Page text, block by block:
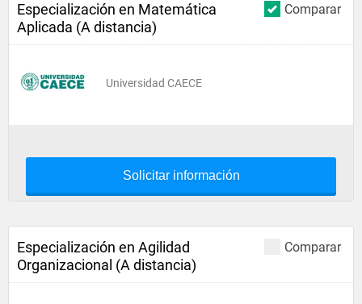
Comparar
Especialización en Matemática
Aplicada (A distancia)
Universidad CAECE
Solicitar información
Comparar
Especialización en Agilidad
Organizacional (A distancia)